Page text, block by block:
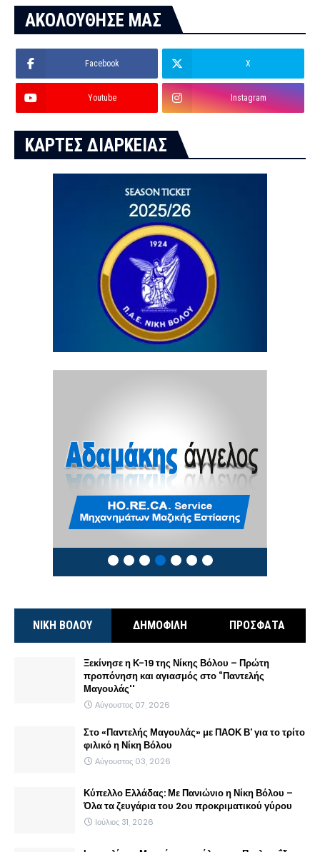
ΑΚΟΛΟΥΘΗΣΕ ΜΑΣ
Facebook X
Youtube Instagram
ΚΑΡΤΕΣ ΔΙΑΡΚΕΙΑΣ
ΝΙΚΗ ΒΟΛΟΥ ΔΗΜΟΦΙΛΗ ΠΡΟΣΦΑΤΑ
Ξεκίνησε η Κ-19 της Νίκης Βόλου – Πρώτη
προπόνηση και αγιασμός στο “Παντελής
Μαγουλάς''
Αύγουστος 07, 2026
Στο «Παντελής Μαγουλάς» με ΠΑΟΚ Β’ για το τρίτο
φιλικό η Νίκη Βόλου
Αύγουστος 03, 2026
Κύπελλο Ελλάδας: Με Πανιώνιο η Νίκη Βόλου –
Όλα τα ζευγάρια του 2ου προκριματικού γύρου
Ιούλιος 31, 2026